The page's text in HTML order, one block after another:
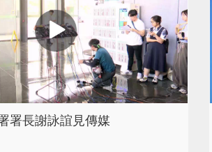
署長謝詠誼見傳媒